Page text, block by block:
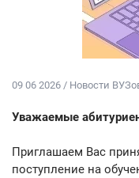
09 06 2026 / Новости
Уважаемые
Приглашаем Вас
поступление на